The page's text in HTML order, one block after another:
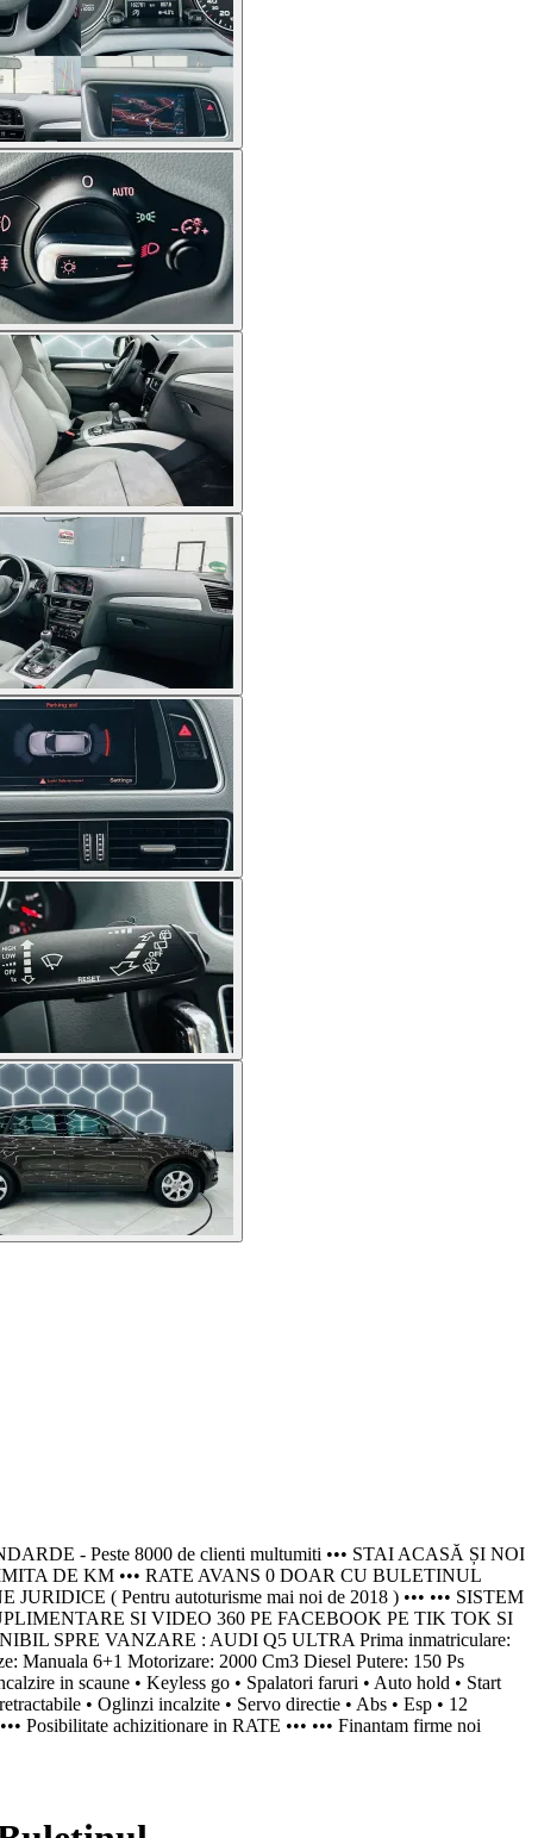
- Peste 8000 de clienti multumiti ••• STAI ACASĂ ȘI NOI
DE KM ••• RATE AVANS 0 DOAR CU BULETINUL
( Pentru autoturisme mai noi de 2018 ) ••• ••• SISTEM
SI VIDEO 360 PE FACEBOOK PE TIK TOK SI
SPRE VANZARE : AUDI Q5 ULTRA Prima inmatriculare:
6+1 Motorizare: 2000 Cm3 Diesel Putere: 150 Ps
in scaune • Keyless go • Spalatori faruri • Auto hold • Start
• Oglinzi incalzite • Servo directie • Abs • Esp • 12
Posibilitate achizitionare in RATE ••• ••• Finantam firme noi